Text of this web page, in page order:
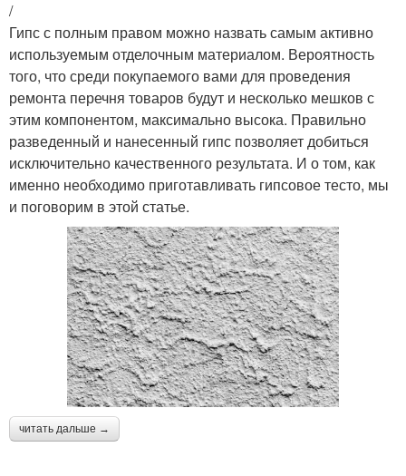
/
Гипс с полным правом можно назвать самым активно
используемым отделочным материалом. Вероятность
того, что среди покупаемого вами для проведения
ремонта перечня товаров будут и несколько мешков с
этим компонентом, максимально высока. Правильно
разведенный и нанесенный гипс позволяет добиться
исключительно качественного результата. И о том, как
именно необходимо приготавливать гипсовое тесто, мы
и поговорим в этой статье.
читать дальше →